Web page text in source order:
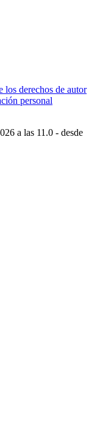
los derechos de autor
personal
a las 11.0 - desde